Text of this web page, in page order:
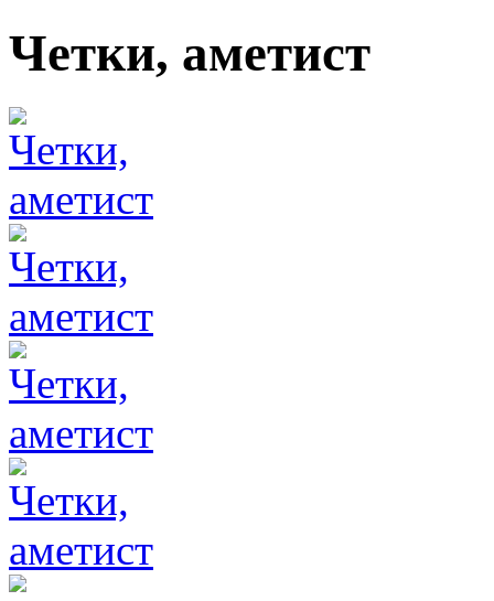
Четки, аметист